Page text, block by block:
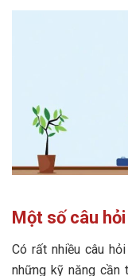
Một số câu
Có rất nhiều câu
những kỹ năng cần